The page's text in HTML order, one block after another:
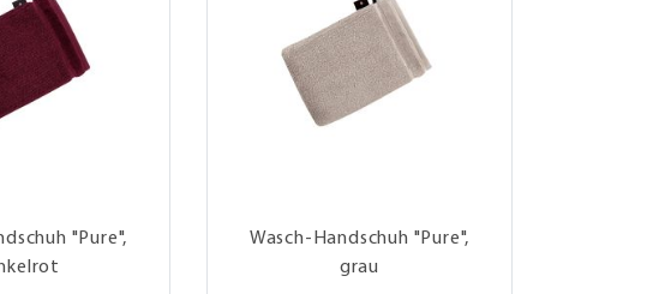
"Pure",
Wasch-Handschuh "Pure",
grau